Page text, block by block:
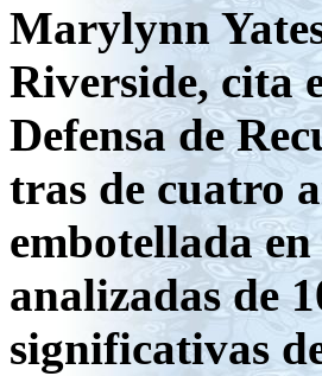
Marylynn
Riverside, cita
Defensa de
tras de cuatro
embotellada
analizadas de
significativas